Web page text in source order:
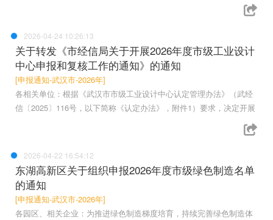
2026-04-24 10:26:13
关于转发《市经信局关于开展2026年度市级工业设计
中心申报和复核工作的通知》的通知
[申报通知-武汉市-2026年]
各相关单位：根据《武汉市市级工业设计中心认定管理办法》（武经
信〔2025〕116号，以下简称《认定办法》，附件1）要求，决定开展
2026-04-22 16:54:12
东湖高新区关于组织申报2026年度市级绿色制造名单
的通知
[申报通知-武汉市-2026年]
各园区、相关企业：为推进绿色制造梯度培育，持续完善绿色制造体